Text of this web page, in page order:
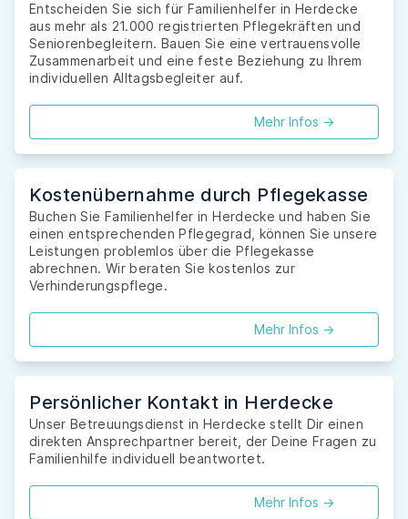
Entscheiden Sie sich für Familienhelfer in Herdecke
aus mehr als 21.000 registrierten Pflegekräften und
Seniorenbegleitern. Bauen Sie eine vertrauensvolle
Zusammenarbeit und eine feste Beziehung zu Ihrem
individuellen Alltagsbegleiter auf.
Mehr Infos ->
Kostenübernahme durch Pflegekasse
Buchen Sie Familienhelfer in Herdecke und haben Sie
einen entsprechenden Pflegegrad, können Sie unsere
Leistungen problemlos über die Pflegekasse
abrechnen. Wir beraten Sie kostenlos zur
Verhinderungspflege.
Mehr Infos ->
Persönlicher Kontakt in Herdecke
Unser Betreuungsdienst in Herdecke stellt Dir einen
direkten Ansprechpartner bereit, der Deine Fragen zu
Familienhilfe individuell beantwortet.
Mehr Infos ->